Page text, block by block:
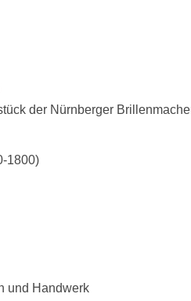
der Nürnberger
1800)
und Handwerk